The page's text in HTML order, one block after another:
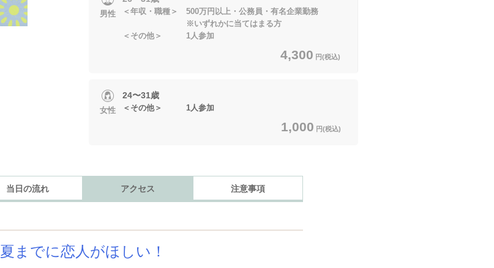
男性
＜年収・職種＞ 500万円以上・公務員・有名企業勤務
※いずれかに当てはまる方
＜その他＞ 1人参加
4,300 円(税込)
女性
24〜31歳
＜その他＞ 1人参加
1,000 円(税込)
当日の流れ アクセス 注意事項
夏までに恋人がほしい！